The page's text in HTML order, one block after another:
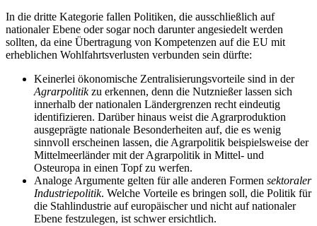
In die dritte Kategorie fallen Politiken, die ausschließlich auf
nationaler Ebene oder sogar noch darunter angesiedelt werden
sollten, da eine Übertragung von Kompetenzen auf die EU mit
erheblichen Wohlfahrtsverlusten verbunden sein dürfte:
Keinerlei ökonomische Zentralisierungsvorteile sind in der
Agrarpolitikzu erkennen, denn die Nutznießer lassen sich
innerhalb der nationalen Ländergrenzen recht eindeutig
identifizieren. Darüber hinaus weist die Agrarproduktion
ausgeprägte nationale Besonderheiten auf, die es wenig
sinnvoll erscheinen lassen, die Agrarpolitik beispielsweise der
Mittelmeerländer mit der Agrarpolitik in Mittel- und
Osteuropa in einen Topf zu werfen.
Analoge Argumente gelten für alle anderen Formen sektoraler
Industriepolitik. Welche Vorteile es bringen soll, die Politik für
die Stahlindustrie auf europäischer und nicht auf nationaler
Ebene festzulegen, ist schwer ersichtlich.